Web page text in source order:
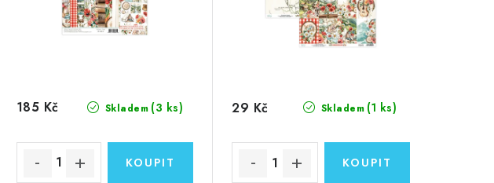
Skladem (3 ks)
185 Kč Skladem (1 ks)
29 Kč